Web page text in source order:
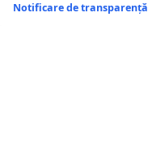
Notificare de transparență